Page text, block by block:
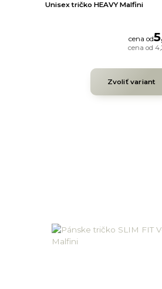
Unisex tričko HEAVY Malfini
cena od
cena od
Zvoliť variant